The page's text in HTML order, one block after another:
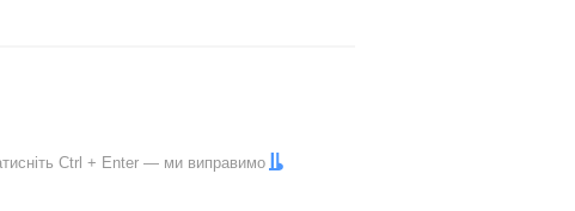
Ctrl + Enter — ми виправимо